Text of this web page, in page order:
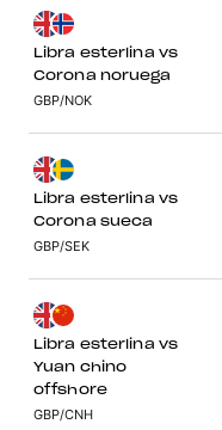
Libra esterlina vs
Corona noruega
GBP/NOK
Libra esterlina vs
Corona sueca
GBP/SEK
Libra esterlina vs
Yuan chino
offshore
GBP/CNH